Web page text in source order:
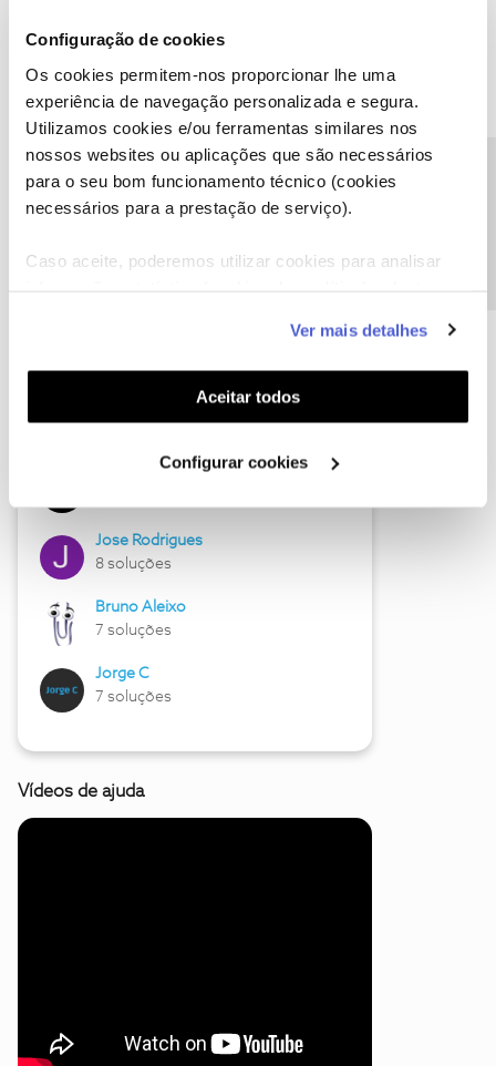
Configuração de cookies
Os cookies permitem-nos proporcionar lhe uma
experiência de navegação personalizada e segura.
Utilizamos cookies e/ou ferramentas similares nos
nossos websites ou aplicações que são necessários
para o seu bom funcionamento técnico (cookies
necessários para a prestação de serviço).
Caso aceite, poderemos utilizar cookies para analisar
funcionalidades (cookies de personalização e
funcionalidade) e adaptar anúncios aos seus interesses
(cookies de publicidade personalizada). Pode gerir a
utilização dos cookies clicando em "Configurar
Ver mais detalhes
Aceitar todos
Configurar cookies
Descubra as novidades de junho
Hall of Fame de junho
Jose Rodrigues
8 soluções
Bruno Aleixo
7 soluções
Jorge C
7 soluções
Vídeos de ajuda